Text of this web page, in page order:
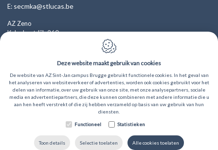
E: secmka@stlucas.be
AZ Zeno
Kalvekeetdijk 260
T:+32 50 53 45 71
E: MKA@azzeno.be
Privacy policy Sitemap
IDcreation 2022
Deze website maakt gebruik van cookies
De website van AZ Sint-Jan campus Brugge gebruikt functionele cookies. In het geval van
het analyseren van websiteverkeer of advertenties, worden ook cookies gebruikt voor het
delen van informatie, over uw gebruik van onze site, met onze analysepartners, sociale
media en advertentiepartners, die deze kunnen combineren met andere informatie die u
aan hen heeft verstrekt of die zij hebben verzameld op basis van uw gebruik van hun
diensten.
Functioneel Statistieken
Toon details Selectie toelaten Alle cookies toelaten